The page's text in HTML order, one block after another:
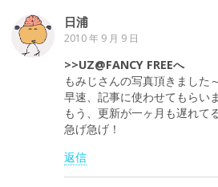
日浦
2010 年 9 月 9 日
>>UZ@FANCY FREEへ
もみじさんの写真頂きました
早速、記事に使わせてもらいま
もう、更新が一ヶ月も遅れて
急げ急げ！
返信